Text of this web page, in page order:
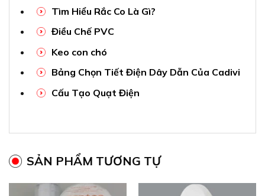
Tìm Hiểu Rắc Co Là Gì?
Điều Chế PVC
Keo con chó
Bảng Chọn Tiết Điện Dây Dẫn Của Cadivi
Cấu Tạo Quạt Điện
SẢN PHẨM TƯƠNG TỰ